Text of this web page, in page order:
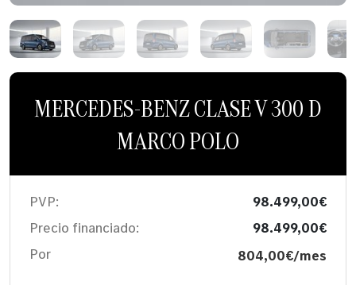
MERCEDES-BENZ CLASE V 300 D
MARCO POLO
PVP:
98.499,00€
Precio financiado:
98.499,00€
Por
804,00€/mes